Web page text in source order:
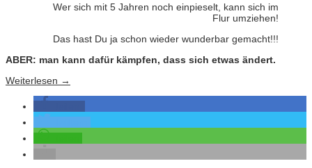
Wer sich mit 5 Jahren noch einpieselt, kann sich im
Flur umziehen!
Das hast Du ja schon wieder wunderbar gemacht!!!
ABER: man kann dafür kämpfen, dass sich etwas ändert.
Weiterlesen →